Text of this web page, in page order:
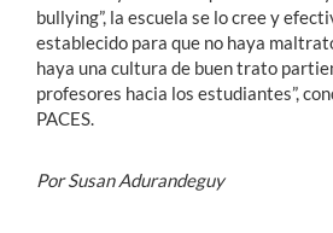
bullying”, la escuela se lo cree y
establecido para que no haya
haya una cultura de buen trato
profesores hacia los estudiantes”,
PACES.
Por Susan Adurandeguy